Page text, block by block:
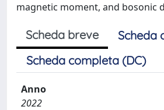
magnetic moment, and bosonic
Scheda breve
Scheda
Scheda completa (DC)
Anno
2022